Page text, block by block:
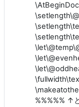
%%%%% ↑